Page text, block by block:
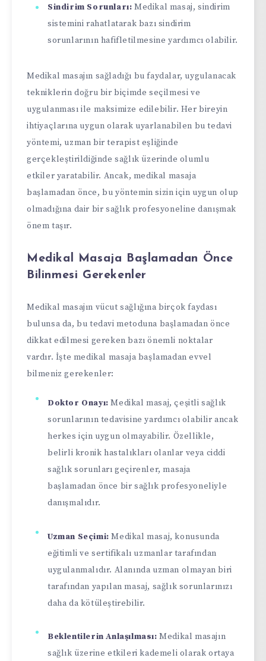
Sindirim Sorunları: Medikal masaj, sindirim
sistemini rahatlatarak bazı sindirim
sorunlarının hafifletilmesine yardımcı olabilir.
Medikal masajın sağladığı bu faydalar, uygulanacak
tekniklerin doğru bir biçimde seçilmesi ve
uygulanması ile maksimize edilebilir. Her bireyin
ihtiyaçlarına uygun olarak uyarlanabilen bu tedavi
yöntemi, uzman bir terapist eşliğinde
gerçekleştirildiğinde sağlık üzerinde olumlu
etkiler yaratabilir. Ancak, medikal masaja
başlamadan önce, bu yöntemin sizin için uygun olup
olmadığına dair bir sağlık profesyoneline danışmak
önem taşır.
Medikal Masaja Başlamadan Önce
Bilinmesi Gerekenler
Medikal masajın vücut sağlığına birçok faydası
bulunsa da, bu tedavi metoduna başlamadan önce
dikkat edilmesi gereken bazı önemli noktalar
vardır. İşte medikal masaja başlamadan evvel
bilmeniz gerekenler:
Doktor Onayı: Medikal masaj, çeşitli sağlık
sorunlarının tedavisine yardımcı olabilir ancak
herkes için uygun olmayabilir. Özellikle,
belirli kronik hastalıkları olanlar veya ciddi
sağlık sorunları geçirenler, masaja
başlamadan önce bir sağlık profesyoneliyle
danışmalıdır.
Uzman Seçimi: Medikal masaj, konusunda
eğitimli ve sertifikalı uzmanlar tarafından
uygulanmalıdır. Alanında uzman olmayan biri
tarafından yapılan masaj, sağlık sorunlarınızı
daha da kötüleştirebilir.
Beklentilerin Anlaşılması: Medikal masajın
sağlık üzerine etkileri kademeli olarak ortaya